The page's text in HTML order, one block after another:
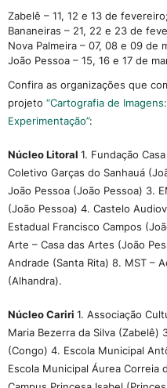
Zabelê – 11, 12 e 13 de fevereiro;
Bananeiras – 21, 22 e 23 de
Nova Palmeira – 07, 08 e 09 de
João Pessoa – 15, 16 e 17 de
Confira as organizações que
projeto “Cartografia de
Experimentação”:
Núcleo Litoral 1. Fundação
Coletivo Garças do Sanhauá
João Pessoa (João Pessoa) 3.
(João Pessoa) 4. Castelo
Estadual Francisco Campos
Arte – Casa das Artes (João
Andrade (Santa Rita) 8. MST –
(Alhandra).
Núcleo Cariri 1. Associação
Maria Bezerra da Silva (Zabelê)
(Congo) 4. Escola Municipal
Escola Municipal Áurea Correia